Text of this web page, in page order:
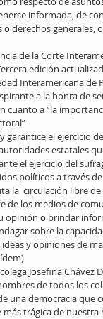
informada, de
derechos generales,
de la Corte
edición
Interamericana de
a la honra de
cuanto a “la
garantice el ejercicio
estatales
el ejercicio del
políticos a través
la  circulación libre
de los medios de
opinión o brindar
sobre la
y opiniones de
Josefina Chávez
de todos los
una democracia
trágica de nuestra